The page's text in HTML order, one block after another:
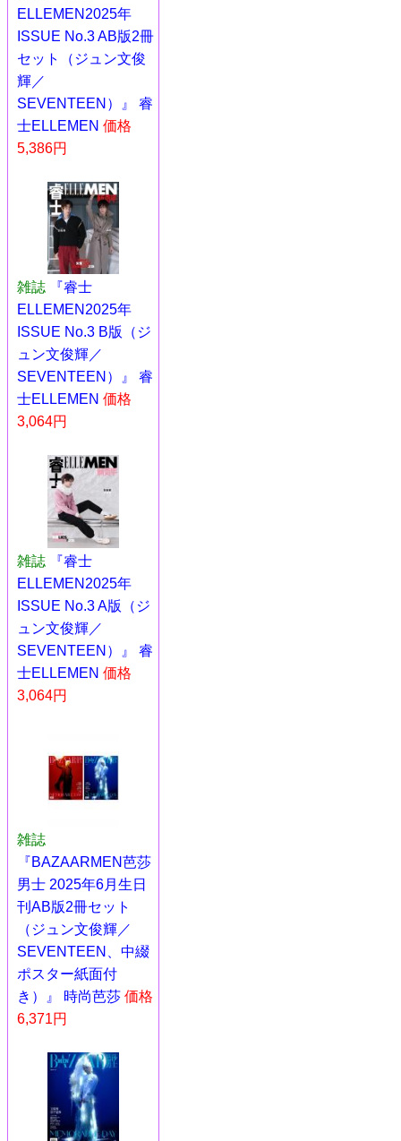
ELLEMEN2025年
ISSUE No.3 AB版2冊
セット（ジュン文俊
輝／
SEVENTEEN）』 睿
士ELLEMEN 価格
5,386円
雑誌
『睿士
ELLEMEN2025年
ISSUE No.3 B版（ジ
ュン文俊輝／
SEVENTEEN）』 睿
士ELLEMEN 価格
3,064円
雑誌
『睿士
ELLEMEN2025年
ISSUE No.3 A版（ジ
ュン文俊輝／
SEVENTEEN）』 睿
士ELLEMEN 価格
3,064円
雑誌
『BAZAARMEN芭莎
男士 2025年6月生日
刊AB版2冊セット
（ジュン文俊輝／
SEVENTEEN、中綴
ポスター紙面付
き）』 時尚芭莎 価格
6,371円